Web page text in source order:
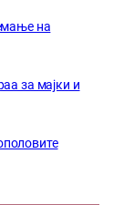
на
за мајки и